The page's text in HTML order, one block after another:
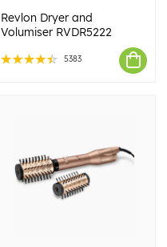
Revlon Dryer and
Volumiser RVDR5222
5383